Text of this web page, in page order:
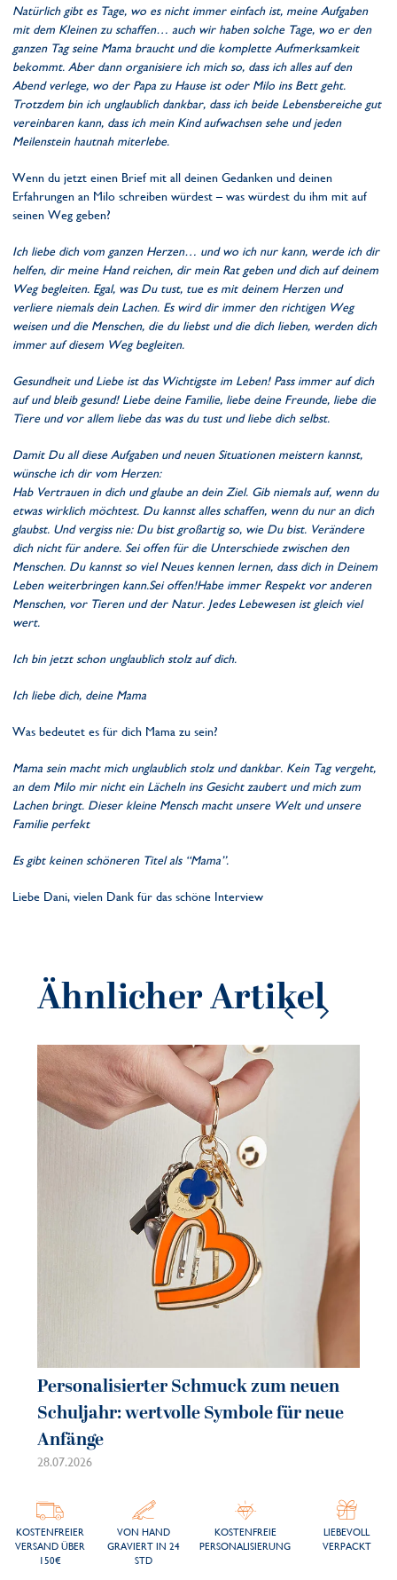
Natürlich gibt es Tage, wo es nicht immer einfach ist, meine Aufgaben
mit dem Kleinen zu schaffen… auch wir haben solche Tage, wo er den
ganzen Tag seine Mama braucht und die komplette Aufmerksamkeit
bekommt. Aber dann organisiere ich mich so, dass ich alles auf den
Abend verlege, wo der Papa zu Hause ist oder Milo ins Bett geht.
Trotzdem bin ich unglaublich dankbar, dass ich beide Lebensbereiche gut
vereinbaren kann, dass ich mein Kind aufwachsen sehe und jeden
Meilenstein hautnah miterlebe.
Wenn du jetzt einen Brief mit all deinen Gedanken und deinen
Erfahrungen an Milo schreiben würdest – was würdest du ihm mit auf
seinen Weg geben?
Ich liebe dich vom ganzen Herzen… und wo ich nur kann, werde ich dir
helfen, dir meine Hand reichen, dir mein Rat geben und dich auf deinem
Weg begleiten. Egal, was Du tust, tue es mit deinem Herzen und
verliere niemals dein Lachen. Es wird dir immer den richtigen Weg
weisen und die Menschen, die du liebst und die dich lieben, werden dich
immer auf diesem Weg begleiten.
Gesundheit und Liebe ist das Wichtigste im Leben! Pass immer auf dich
auf und bleib gesund! Liebe deine Familie, liebe deine Freunde, liebe die
Tiere und vor allem liebe das was du tust und liebe dich selbst.
Damit Du all diese Aufgaben und neuen Situationen meistern kannst,
wünsche ich dir vom Herzen:
Hab Vertrauen in dich und glaube an dein Ziel. Gib niemals auf, wenn du
etwas wirklich möchtest. Du kannst alles schaffen, wenn du nur an dich
glaubst. Und vergiss nie: Du bist großartig so, wie Du bist. Verändere
dich nicht für andere. Sei offen für die Unterschiede zwischen den
Menschen. Du kannst so viel Neues kennen lernen, dass dich in Deinem
Leben weiterbringen kann.Sei offen!Habe immer Respekt vor anderen
Menschen, vor Tieren und der Natur. Jedes Lebewesen ist gleich viel
wert.
Ich bin jetzt schon unglaublich stolz auf dich.
Ich liebe dich, deine Mama
Was bedeutet es für dich Mama zu sein?
Mama sein macht mich unglaublich stolz und dankbar. Kein Tag vergeht,
an dem Milo mir nicht ein Lächeln ins Gesicht zaubert und mich zum
Lachen bringt. Dieser kleine Mensch macht unsere Welt und unsere
Familie perfekt
Es gibt keinen schöneren Titel als “Mama”.
Liebe Dani, vielen Dank für das schöne Interview
Ähnlicher Artikel
Personalisierter Schmuck zum neuen
Schuljahr: wertvolle Symbole für neue
Anfänge
28.07.2026
KOSTENFREIER
VERSAND ÜBER
150€
VON HAND
GRAVIERT IN 24
STD
KOSTENFREIE
PERSONALISIERUNG
LIEBEVOLL
VERPACKT